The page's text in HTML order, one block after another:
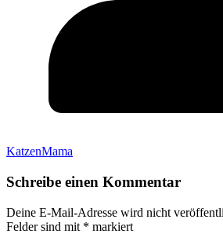
KatzenMama
Schreibe einen Kommentar
Deine E-Mail-Adresse wird nicht
Felder sind mit * markiert